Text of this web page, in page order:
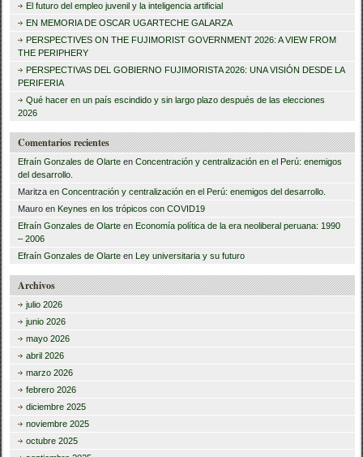
c
a
:
El futuro del empleo juvenil y la inteligencia artificial
EN MEMORIA DE OSCAR UGARTECHE GALARZA
PERSPECTIVES ON THE FUJIMORIST GOVERNMENT 2026: A VIEW FROM
THE PERIPHERY
PERSPECTIVAS DEL GOBIERNO FUJIMORISTA 2026: UNA VISIÓN DESDE LA
PERIFERIA
Qué hacer en un país escindido y sin largo plazo después de las elecciones
2026
Comentarios recientes
Efraín Gonzales de Olarte enConcentración y centralización en el Perú: enemigos
del desarrollo.
Maritza enConcentración y centralización en el Perú: enemigos del desarrollo.
Mauro en Keynes en los trópicos con COVID19
Efraín Gonzales de Olarte en Economía política de la era neoliberal peruana: 1990
– 2006
Efraín Gonzales de Olarte en Ley universitaria y su futuro
Archivos
julio 2026
junio 2026
mayo 2026
abril 2026
marzo 2026
febrero 2026
diciembre 2025
noviembre 2025
octubre 2025